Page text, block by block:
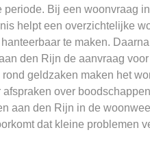
Bij een woonvraag
helpt een overzichtelijke
te maken.
den Rijn de aanvraag
geldzaken maken het
over
aan den Rijn in de
dat kleine problemen